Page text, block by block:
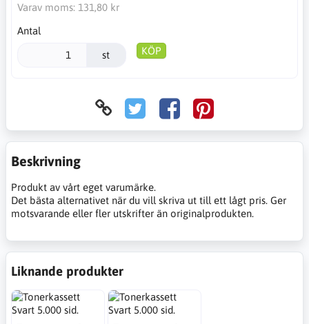
Varav moms: 131,80 kr
Antal
st KÖP
Beskrivning
Produkt av vårt eget varumärke.
Det bästa alternativet när du vill skriva ut till ett lågt pris. Ger
motsvarande eller fler utskrifter än originalprodukten.
Liknande produkter